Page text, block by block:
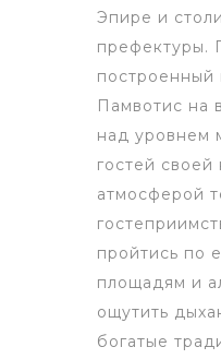
Эпире и
префектуры.
построенный
Памвотис на
над уровнем
гостей своей
атмосферой
пройтись по
площадям и
ощутить
богатые